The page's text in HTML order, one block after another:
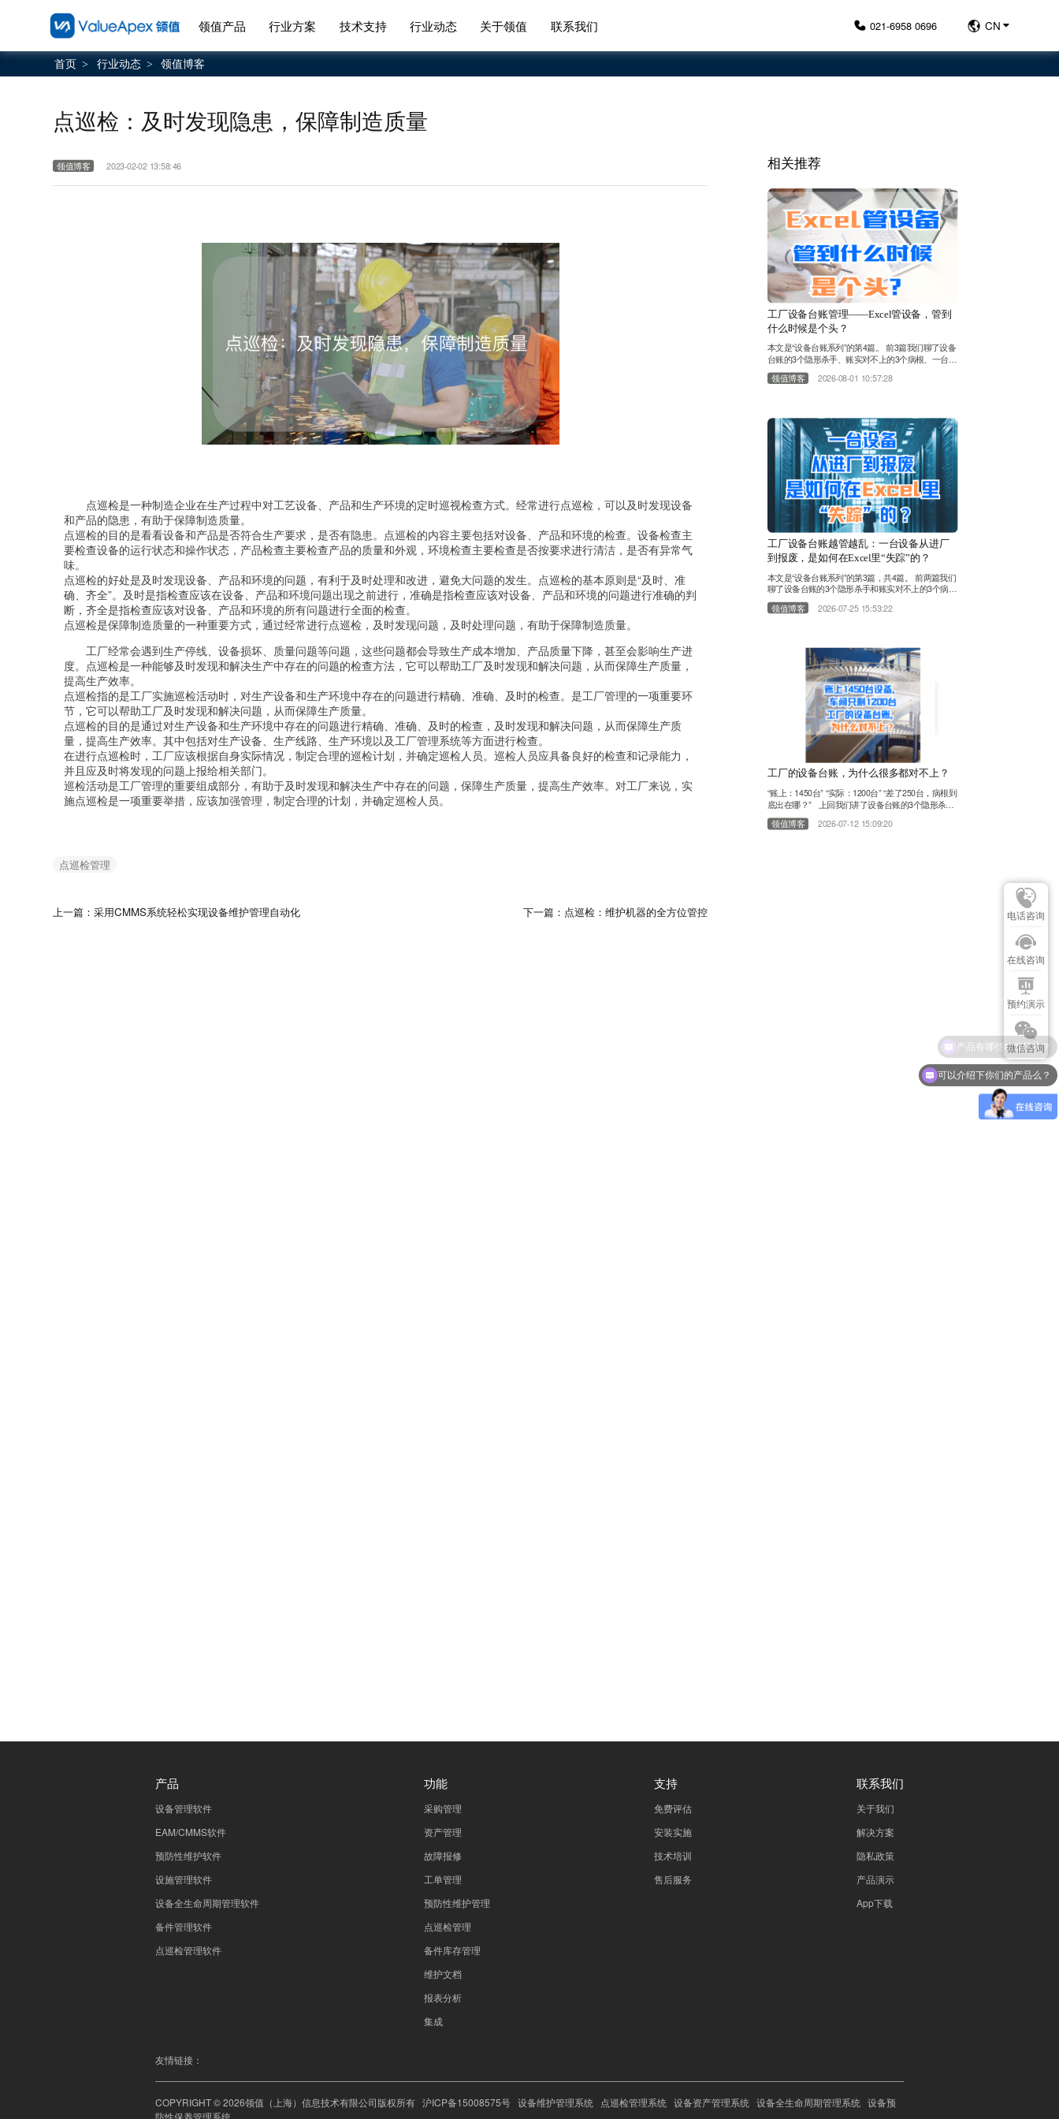
领值产品 行业方案 技术支持 行业动态 关于领值 联系我们 021-6958 0696 CN
首页 > 行业动态 > 领值博客
点巡检：及时发现隐患，保障制造质量
领值博客 2023-02-02 13:58:46
点巡检是一种制造企业在生产过程中对工艺设备、产品和生产环境的定时巡视检查方式。经常进行点巡检，可以及时发现设备
和产品的隐患，有助于保障制造质量。
点巡检的目的是看看设备和产品是否符合生产要求，是否有隐患。点巡检的内容主要包括对设备、产品和环境的检查。设备检查主
要检查设备的运行状态和操作状态，产品检查主要检查产品的质量和外观，环境检查主要检查是否按要求进行清洁，是否有异常气
味。
点巡检的好处是及时发现设备、产品和环境的问题，有利于及时处理和改进，避免大问题的发生。点巡检的基本原则是“及时、准
确、齐全”。及时是指检查应该在设备、产品和环境问题出现之前进行，准确是指检查应该对设备、产品和环境的问题进行准确的判
断，齐全是指检查应该对设备、产品和环境的所有问题进行全面的检查。
点巡检是保障制造质量的一种重要方式，通过经常进行点巡检，及时发现问题，及时处理问题，有助于保障制造质量。
工厂经常会遇到生产停线、设备损坏、质量问题等问题，这些问题都会导致生产成本增加、产品质量下降，甚至会影响生产进
度。点巡检是一种能够及时发现和解决生产中存在的问题的检查方法，它可以帮助工厂及时发现和解决问题，从而保障生产质量，
提高生产效率。
点巡检指的是工厂实施巡检活动时，对生产设备和生产环境中存在的问题进行精确、准确、及时的检查。是工厂管理的一项重要环
节，它可以帮助工厂及时发现和解决问题，从而保障生产质量。
点巡检的目的是通过对生产设备和生产环境中存在的问题进行精确、准确、及时的检查，及时发现和解决问题，从而保障生产质
量，提高生产效率。其中包括对生产设备、生产线路、生产环境以及工厂管理系统等方面进行检查。
在进行点巡检时，工厂应该根据自身实际情况，制定合理的巡检计划，并确定巡检人员。巡检人员应具备良好的检查和记录能力，
并且应及时将发现的问题上报给相关部门。
巡检活动是工厂管理的重要组成部分，有助于及时发现和解决生产中存在的问题，保障生产质量，提高生产效率。对工厂来说，实
施点巡检是一项重要举措，应该加强管理，制定合理的计划，并确定巡检人员。
点巡检管理
上一篇：采用CMMS系统轻松实现设备维护管理自动化 下一篇：点巡检：维护机器的全方位管控
相关推荐
工厂设备台账管理——Excel管设备，管到
什么时候是个头？
本文是“设备台账系列”的第4篇。 前3篇我们聊了设备
台账的3个隐形杀手、账实对不上的3个病根、一台设
备在Excel里的“失踪”全过程。今天，我们来回答那个
终极问题：Excel管设备，到底管到什么时候是个
着Excel一遍遍核对，维修工被追着补记录，财务部
打电话催设备部更新台账。表格越来越厚，Sheet越
来越……
领值博客 2026-08-01 10:57:28
工厂设备台账越管越乱：一台设备从进厂
到报废，是如何在Excel里“失踪”的？
本文是“设备台账系列”的第3篇，共4篇。 前两篇我们
聊了设备台账的3个隐形杀手和账实对不上的3个病
根，这一篇我们跟着一台设备走完全程。上期我们聊
到，不少工厂账上1450台设备，现场只剩1200台。
程，看看它是怎样在Excel表格里一步步消失的。
第一站：设备进厂——数据源从一开始就是分裂
领值博客 2026-07-25 15:53:22
工厂的设备台账，为什么很多都对不上？
“账上：1450台” “实际：1200台” “差了250台，病根到
底出在哪？” 上回我们讲了设备台账的3个隐形杀
手。有朋友在问“这250台“隐形”设备，到底是怎么从
台账里一步步消失的？”干了11年EAM设备管理行
领值博客 2026-07-12 15:09:20
产品
设备管理软件
EAM/CMMS软件
预防性维护软件
设施管理软件
设备全生命周期管理软件
备件管理软件
点巡检管理软件
功能
采购管理
资产管理
故障报修
工单管理
预防性维护管理
点巡检管理
备件库存管理
维护文档
报表分析
集成
支持
免费评估
安装实施
技术培训
售后服务
联系我们
关于我们
解决方案
隐私政策
产品演示
App下载
友情链接：
COPYRIGHT © 2026领值（上海）信息技术有限公司版权所有 沪ICP备15008575号 设备维护管理系统 点巡检管理系统 设备资产管理系统 设备全生命周期管理系统
设备预
电话咨询
在线咨询
预约演示
微信咨询
可以介绍下你们的产品么？